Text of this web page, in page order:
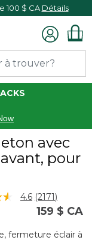
100 $ CA Détails
avec
pour
des clients
4.6 Lire
les
Lien
(2171)
159 $ CA